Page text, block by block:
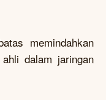
memindahkan
dalam jaringan